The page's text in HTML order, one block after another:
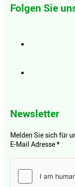
Folgen Sie
Newsletter
Melden Sie sich für
E-Mail Adresse*